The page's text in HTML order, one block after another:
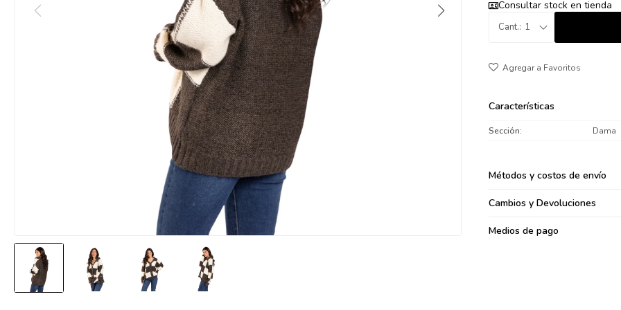
Consultar stock en tienda
1
Características
Sección Dama
Métodos y costos de envío
Cambios y Devoluciones
Medios de pago
095900371
095900382
094499894
095900369
096433997
094841050